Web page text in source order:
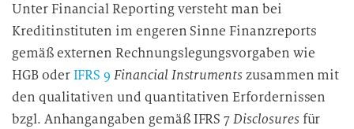
n
g
i
n
d
Unter Financial Reporting versteht man bei
Kreditinstituten im engeren Sinne Finanzreports
gemäß externen Rechnungslegungsvorgaben wie
HGB oderIFRS 9 Financial Instrumentszusammen mit
den qualitativen und quantitativen Erfordernissen
bzgl. Anhangangaben gemäß IFRS 7Disclosures für